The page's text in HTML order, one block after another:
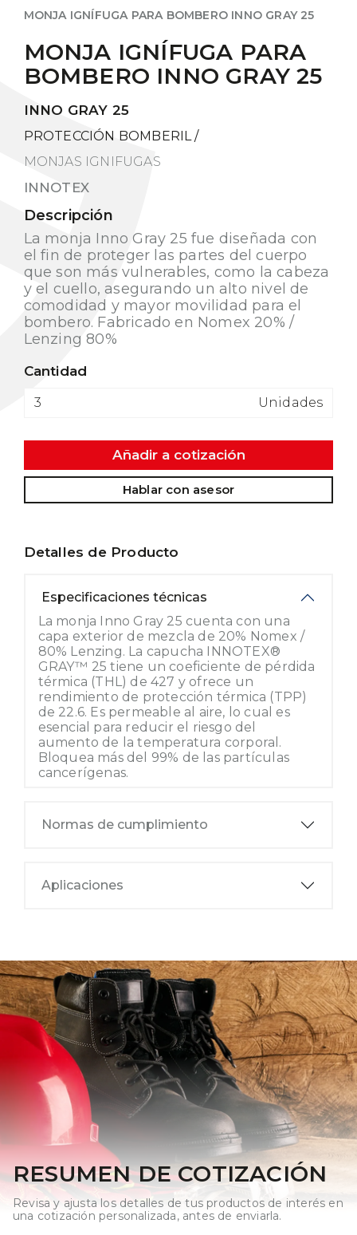
MONJA IGNÍFUGA PARA BOMBERO INNO GRAY 25
MONJA IGNÍFUGA PARA
BOMBERO INNO GRAY 25
INNO GRAY 25
PROTECCIÓN BOMBERIL /
MONJAS IGNIFUGAS
INNOTEX
Descripción
La monja Inno Gray 25 fue diseñada con
el fin de proteger las partes del cuerpo
que son más vulnerables, como la cabeza
y el cuello, asegurando un alto nivel de
comodidad y mayor movilidad para el
bombero. Fabricado en Nomex 20% /
Lenzing 80%
Cantidad
Unidades
Añadir a cotización
Hablar con asesor
Detalles de Producto
Especificaciones técnicas
La monja Inno Gray 25 cuenta con una
capa exterior de mezcla de 20% Nomex /
80% Lenzing. La capucha INNOTEX®
GRAY™ 25 tiene un coeficiente de pérdida
térmica (THL) de 427 y ofrece un
rendimiento de protección térmica (TPP)
de 22.6. Es permeable al aire, lo cual es
esencial para reducir el riesgo del
aumento de la temperatura corporal.
Bloquea más del 99% de las partículas
cancerígenas.
Normas de cumplimiento
Aplicaciones
RESUMEN DE COTIZACIÓN
Revisa y ajusta los detalles de tus productos de interés en
una cotización personalizada, antes de enviarla.